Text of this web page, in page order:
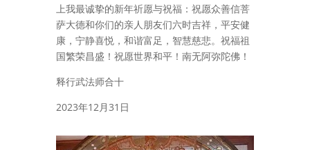
上我最诚挚的新年祈愿与祝福：祝愿众善信菩
萨大德和你们的亲人朋友们六时吉祥，平安健
康，宁静喜悦，和谐富足，智慧慈悲。祝福祖
国繁荣昌盛！祝愿世界和平！南无阿弥陀佛！
释行武法师合十
2023年12月31日